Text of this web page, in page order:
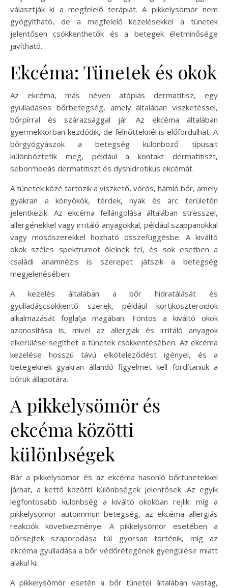
választják ki a megfelelő terápiát. A pikkelysömör nem
gyógyítható, de a megfelelő kezelésekkel a tünetek
jelentősen csökkenthetők és a betegek életminősége
javítható.
Ekcéma: Tünetek és okok
Az ekcéma, más néven atópiás dermatitisz, egy
gyulladásos bőrbetegség, amely általában viszketéssel,
bőrpírral és szárazsággal jár. Az ekcéma általában
gyermekkorban kezdődik, de felnőtteknél is előfordulhat. A
bőrgyógyászok a betegség különböző típusait
különböztetik meg, például a kontakt dermatitiszt,
seborrhoeás dermatitiszt és dyshidrotikus ekcémát.
A tünetek közé tartozik a viszkető, vörös, hámló bőr, amely
gyakran a könyökök, térdek, nyak és arc területén
jelentkezik. Az ekcéma fellángolása általában stresszel,
allergénekkel vagy irritáló anyagokkal, például szappanokkal
vagy mosószerekkel hozható összefüggésbe. A kiváltó
okok széles spektrumot ölelnek fel, és sok esetben a
családi anamnézis is szerepet játszik a betegség
megjelenésében.
A kezelés általában a bőr hidratálását és
gyulladáscsökkentő szerek, például kortikoszteroidok
alkalmazását foglalja magában. Fontos a kiváltó okok
azonosítása is, mivel az allergiák és irritáló anyagok
elkerülése segíthet a tünetek csökkentésében. Az ekcéma
kezelése hosszú távú elköteleződést igényel, és a
betegeknek gyakran állandó figyelmet kell fordítaniuk a
bőrük állapotára.
A pikkelysömör és
ekcéma közötti
különbségek
Bár a pikkelysömör és az ekcéma hasonló bőrtünetekkel
járhat, a kettő közötti különbségek jelentősek. Az egyik
legfontosabb különbség a kiváltó okokban rejlik: míg a
pikkelysömör autoimmun betegség, az ekcéma allergiás
reakciók következménye. A pikkelysömör esetében a
bőrsejtek szaporodása túl gyorsan történik, míg az
ekcéma gyulladása a bőr védőrétegének gyengülése miatt
alakul ki.
A pikkelysömör esetén a bőr tünetei általában vastag,